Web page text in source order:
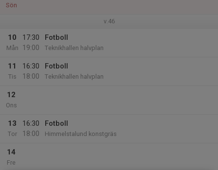
Sön
v.46
10
Mån
17:30
19:00
Fotboll
Teknikhallen halvplan
11
Tis
16:30
18:00
Fotboll
Teknikhallen halvplan
12
Ons
13
Tor
16:30
18:00
Fotboll
Himmelstalund konstgräs
14
Fre